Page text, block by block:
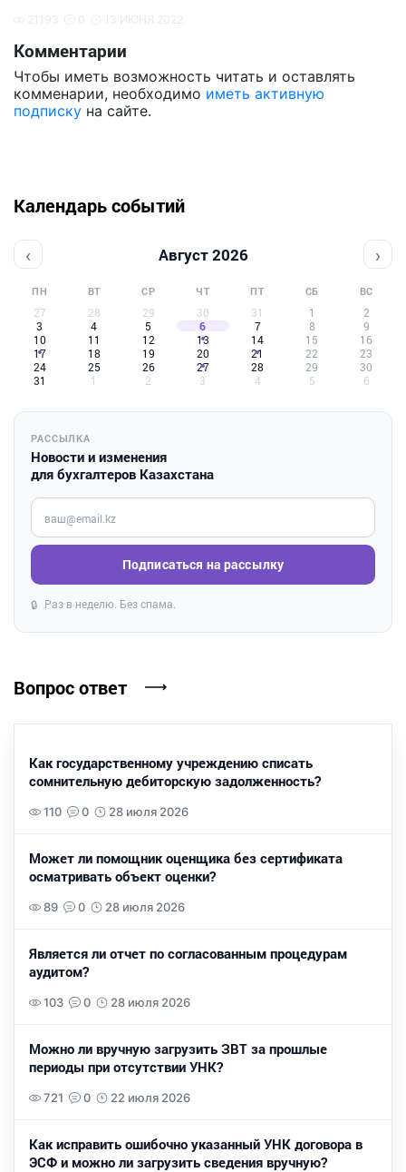
Комментарии
Чтобы иметь возможность читать и оставлять
комменарии, необходимо иметь активную
подписку на сайте.
Календарь событий
‹ Август 2026 ›
ПН ВТ СР ЧТ ПТ СБ ВС
27 28 29 30 31 1
2
3
4 5 6 7 8
9
10
11 12 13 14 15
16
17
18 19 20 21 22
23
24
25 26 27 28 29
30
31
1 2 3 4 5 6
РАССЫЛКА
Новости и изменения
для бухгалтеров Казахстана
Введите ваш e-mail
Подписаться на рассылку
🔒 Раз в неделю. Без спама.
Вопрос ответ
Как государственному учреждению списать
сомнительную дебиторскую задолженность?
110 0 28 июля 2026
Может ли помощник оценщика без сертификата
осматривать объект оценки?
89 0 28 июля 2026
Является ли отчет по согласованным процедурам
аудитом?
103 0 28 июля 2026
Можно ли вручную загрузить ЗВТ за прошлые
периоды при отсутствии УНК?
721 0 22 июля 2026
Как исправить ошибочно указанный УНК договора в
ЭСФ и можно ли загрузить сведения вручную?